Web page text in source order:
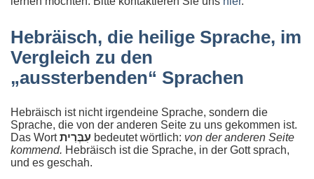
Hebräisch, die heilige Sprache, im
Vergleich zu den
„aussterbenden“ Sprachen
Hebräisch ist nicht irgendeine Sprache, sondern die
Sprache, die von der anderen Seite zu uns gekommen ist.
Das Wortעִבְּרִית bedeutet wörtlich: von der anderen Seite
kommend. Hebräisch ist die Sprache, in der Gott sprach,
und es geschah.